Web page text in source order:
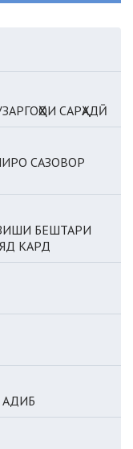
САРҲАДӢ
САЗОВОР
БЕШТАРИ
КАРД